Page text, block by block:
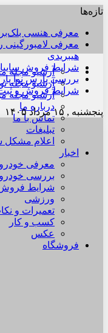
آرشیو مجله
آرشیو مجله
آرشیو مجله
درباره ما
تماس با ما
تبلیغات
اعلام مشکل
اخبار
معرفی خودرو
بررسی خودرو
شرایط
ورزشی
تعمیرات و
کسب و کار
عکس
فروشگاه
تازه‌ها
معرفی هنسی بلک‌برد ۲۰۳۰: بازگشت دنیای
هیبریدی
شرایط فروش سایپا
بررسی پارس نوآ
شرایط فروش و ثبت
پنجشنبه , ۱۵ مرداد ۱۴۰۵